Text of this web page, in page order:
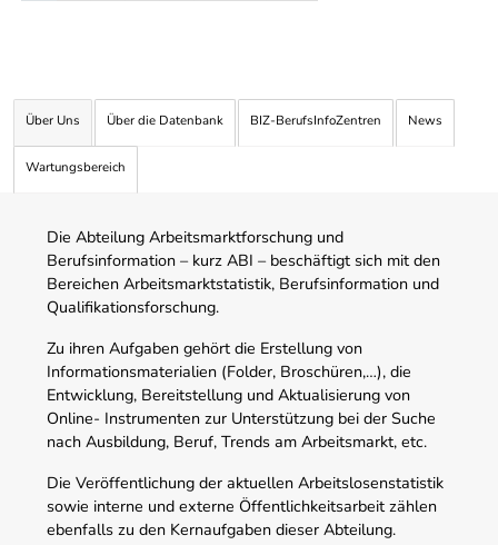
Über Uns Über die Datenbank BIZ-BerufsInfoZentren News
Wartungsbereich
Die Abteilung Arbeitsmarktforschung und
Berufsinformation – kurz ABI – beschäftigt sich mit den
Bereichen Arbeitsmarktstatistik, Berufsinformation und
Qualifikationsforschung.
Zu ihren Aufgaben gehört die Erstellung von
Informationsmaterialien (Folder, Broschüren,…), die
Entwicklung, Bereitstellung und Aktualisierung von
Online- Instrumenten zur Unterstützung bei der Suche
nach Ausbildung, Beruf, Trends am Arbeitsmarkt, etc.
Die Veröffentlichung der aktuellen Arbeitslosenstatistik
sowie interne und externe Öffentlichkeitsarbeit zählen
ebenfalls zu den Kernaufgaben dieser Abteilung.